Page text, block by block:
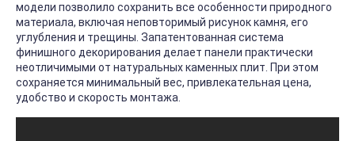
модели позволило сохранить все особенности природного
материала, включая неповторимый рисунок камня, его
углубления и трещины. Запатентованная система
финишного декорирования делает панели практически
неотличимыми от натуральных каменных плит. При этом
сохраняется минимальный вес, привлекательная цена,
удобство и скорость монтажа.